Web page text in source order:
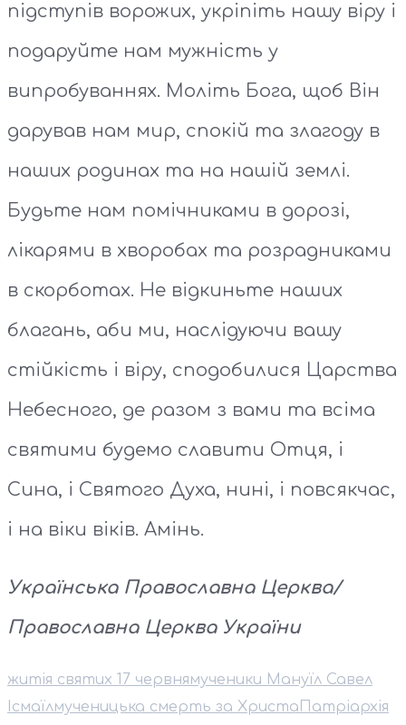
підступів ворожих, укріпіть нашу віру і
подаруйте нам мужність у
випробуваннях. Моліть Бога, щоб Він
дарував нам мир, спокій та злагоду в
наших родинах та на нашій землі.
Будьте нам помічниками в дорозі,
лікарями в хворобах та розрадниками
в скорботах. Не відкиньте наших
благань, аби ми, наслідуючи вашу
стійкість і віру, сподобилися Царства
Небесного, де разом з вами та всіма
святими будемо славити Отця, і
Сина, і Святого Духа, нині, і повсякчас,
і на віки віків. Амінь.
Українська Православна Церква/
Православна Церква України
житія святих 17 червнямученики Мануїл Савел
Ісмаїлмученицька смерть за Христа Патріархія